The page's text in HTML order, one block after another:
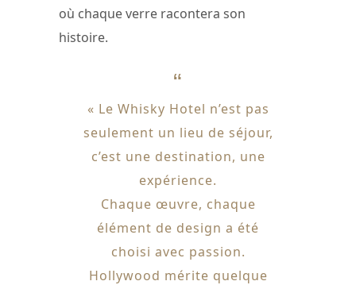
où chaque verre racontera son
histoire.
« Le Whisky Hotel n’est pas
seulement un lieu de séjour,
c’est une destination, une
expérience.
Chaque œuvre, chaque
élément de design a été
choisi avec passion.
Hollywood mérite quelque